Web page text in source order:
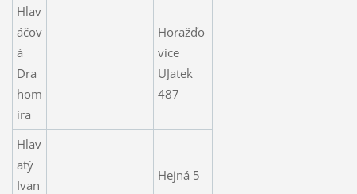
Hlav
áčov
á
Dra
hom
íra
Horažďo
vice
UJatek
487
Hlav
atý
Ivan
Hejná 5